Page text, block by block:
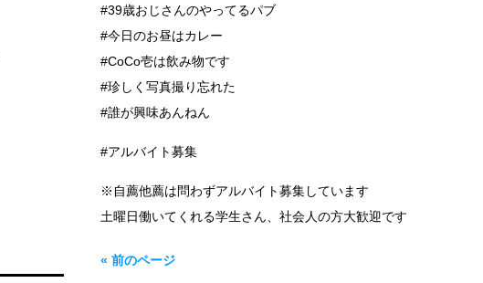
#39歳おじさんのやってるパブ
#今日のお昼はカレー
#CoCo壱は飲み物です
#珍しく写真撮り忘れた
#誰が興味あんねん
#アルバイト募集
※自薦他薦は問わずアルバイト募集しています
土曜日働いてくれる学生さん、社会人の方大歓迎です
« 前のページ